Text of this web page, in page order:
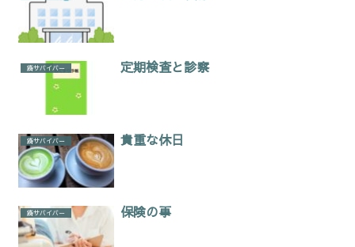
癌サバイバー 定期検査と診察
癌サバイバー 貴重な休日
癌サバイバー 保険の事